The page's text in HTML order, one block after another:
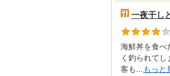
一夜干し
海鮮丼を食べ
く釣られて
客も...もっと